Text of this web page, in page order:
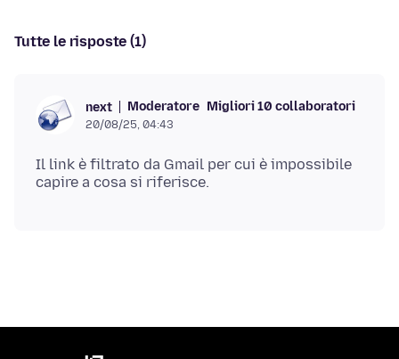
Tutte le risposte (1)
next Moderatore Migliori 10 collaboratori
20/08/25, 04:43
Il link è filtrato da Gmail per cui è impossibile